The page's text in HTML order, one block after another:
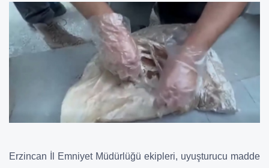
Erzincan İl Emniyet Müdürlüğü ekipleri, uyuşturucu madde